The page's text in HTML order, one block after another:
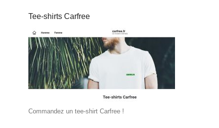
Tee-shirts Carfree
Commandez un tee-shirt Carfree !